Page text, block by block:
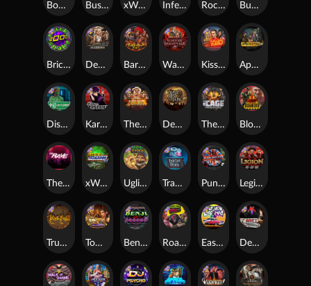
Blood Diamond
Dead Men Walking
Apocalypse Super xNudge
Roadkill
Kiss My Chainsaw
Rock Bottom
Tractor Beam
The Cage
xWays Hoarder 2
Bounty Hunters xNudge®
Brick Snake 2000 Warrior Graveyard xNudge
Benji Killed in Vegas
Barbarian Fury
Devil's Crossroad
Tomb of Nefertiti
Legion X
Deadwood xNudge
Disturbed
Buffalo Hunter
Punk Rocker
East Coast Vs West Coast
Infectious 5 xWays
xWays Hoarder xSplit
Karen Maneater
True kult
Bushido Way xNudge
The Border
Ugliest Catch
The Rave